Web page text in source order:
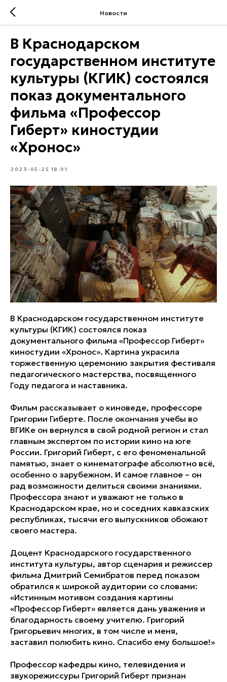
Новости
В Краснодарском
государственном институте
культуры (КГИК) состоялся
показ документального
фильма «Профессор
Гиберт» киностудии
«Хронос»
2023-05-25 18:01
В Краснодарском государственном институте
культуры (КГИК) состоялся показ
документального фильма «Профессор Гиберт»
киностудии «Хронос». Картина украсила
торжественную церемонию закрытия фестиваля
педагогического мастерства, посвященного
Году педагога и наставника.
Фильм рассказывает о киноведе, профессоре
Григории Гиберте. После окончания учебы во
ВГИКе он вернулся в свой родной регион и стал
главным экспертом по истории кино на юге
России. Григорий Гиберт, с его феноменальной
памятью, знает о кинематографе абсолютно всё,
особенно о зарубежном. И самое главное – он
рад возможности делиться своими знаниями.
Профессора знают и уважают не только в
Краснодарском крае, но и соседних кавказских
республиках, тысячи его выпускников обожают
своего мастера.
Доцент Краснодарского государственного
института культуры, автор сценария и режиссер
фильма Дмитрий Семибратов перед показом
обратился к широкой аудитории со словами:
«Истинным мотивом создания картины
«Профессор Гиберт» является дань уважения и
благодарность своему учителю. Григорий
Григорьевич многих, в том числе и меня,
заставил полюбить кино. Спасибо ему большое!»
Профессор кафедры кино, телевидения и
звукорежиссуры Григорий Гиберт признан